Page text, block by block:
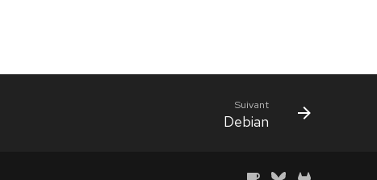
Suivant
Debian